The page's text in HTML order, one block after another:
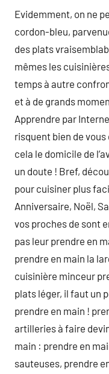
Evidemment, on ne
cordon-bleu,
des plats
mêmes les
temps à autre
et à de grands
Apprendre par
risquent bien de vous
cela le domicile de
un doute ! Bref,
pour cuisiner plus
Anniversaire, Noël,
vos proches de sont
pas leur prendre en
prendre en main la
cuisinière minceur
plats léger, il faut un
prendre en main !
artilleries à faire
main : prendre en
sauteuses, prendre